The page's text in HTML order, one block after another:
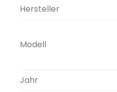
Hersteller
Modell
Jahr